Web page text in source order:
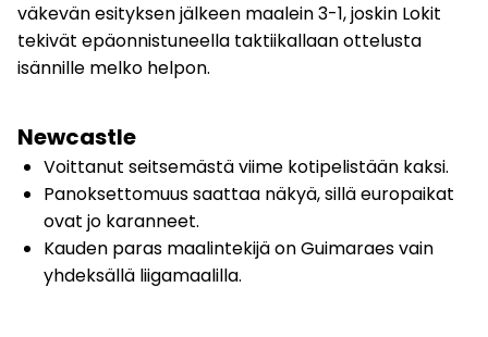
väkevän esityksen jälkeen maalein 3-1, joskin Lokit
tekivät epäonnistuneella taktiikallaan ottelusta
isännille melko helpon.
Newcastle
Voittanut seitsemästä viime kotipelistään kaksi.
Panoksettomuus saattaa näkyä, sillä europaikat
ovat jo karanneet.
Kauden paras maalintekijä on Guimaraes vain
yhdeksällä liigamaalilla.